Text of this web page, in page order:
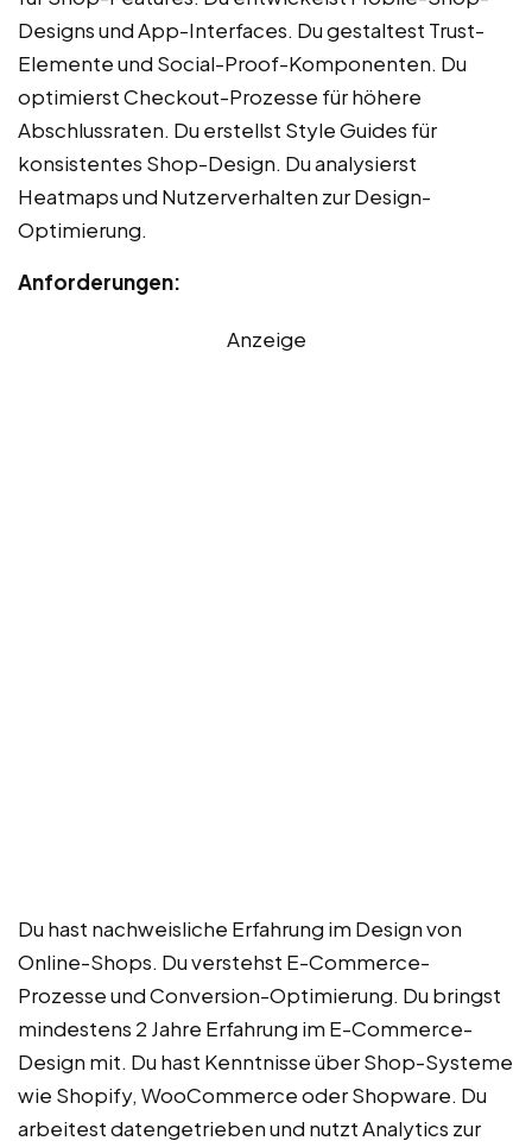
Designs und App-Interfaces. Du gestaltest Trust-
Elemente und Social-Proof-Komponenten. Du
optimierst Checkout-Prozesse für höhere
Abschlussraten. Du erstellst Style Guides für
konsistentes Shop-Design. Du analysierst
Heatmaps und Nutzerverhalten zur Design-
Optimierung.
Anforderungen:
Anzeige
Du hast nachweisliche Erfahrung im Design von
Online-Shops. Du verstehst E-Commerce-
Prozesse und Conversion-Optimierung. Du bringst
mindestens 2 Jahre Erfahrung im E-Commerce-
Design mit. Du hast Kenntnisse über Shop-Systeme
wie Shopify, WooCommerce oder Shopware. Du
arbeitest datengetrieben und nutzt Analytics zur